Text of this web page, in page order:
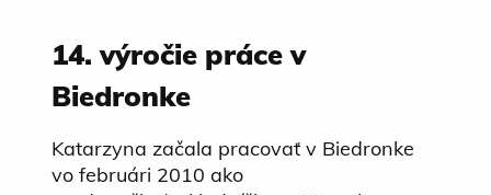
14. výročie práce v
Biedronke
Katarzyna začala pracovať v Biedronke
vo februári 2010 ako